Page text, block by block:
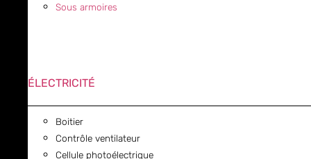
Sous armoires
ÉLECTRICITÉ
Boitier
Contrôle ventilateur
Cellule photoélectrique